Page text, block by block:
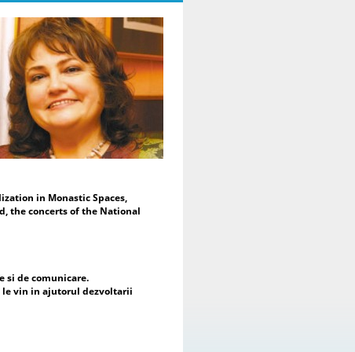
de Dr. Daniela Popescu,
de Onoare al ENAFCAU,
pentru Europa al
Mondiale a Asociațiilor și
pentru UNESCO (WFUCA),
al Alumnus Club pentru
și Secretar General al
Române a Asociațiilor și
pentru UNESCO.
În mesajul de deschidere, Dr.
o expoziție de artă – este o
a sufletelor, a culturilor și a
sprijinul acordat de
cluburilor pentru UNESCO
in Monastic Spaces,
the concerts of the National
si de comunicare.
vin in ajutorul dezvoltarii